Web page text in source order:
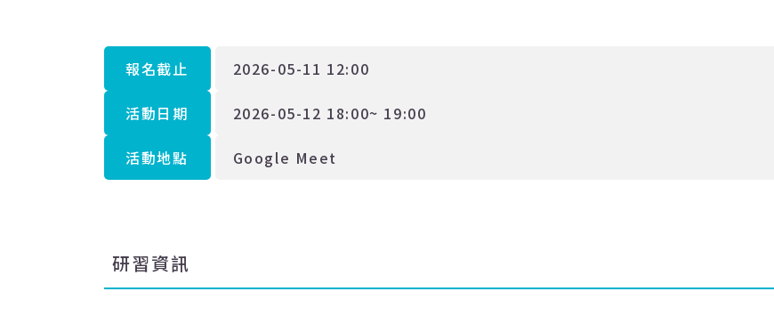
報名截止 2026-05-11 12:00
活動日期 2026-05-12 18:00~ 19:00
活動地點 Google Meet
研習資訊